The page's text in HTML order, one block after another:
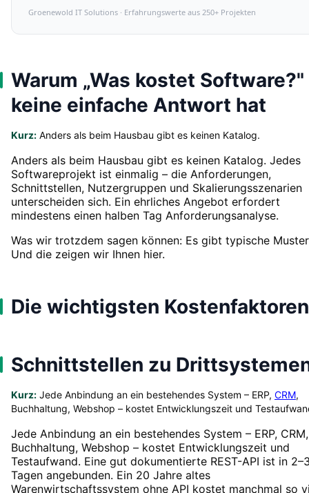
Groenewold IT Solutions · Erfahrungswerte aus 250+ Projekten
Warum „Was kostet Software?"
keine einfache Antwort hat
Kurz: Anders als beim Hausbau gibt es keinen Katalog.
Anders als beim Hausbau gibt es keinen Katalog. Jedes
Softwareprojekt ist einmalig – die Anforderungen,
Schnittstellen, Nutzergruppen und Skalierungsszenarien
unterscheiden sich. Ein ehrliches Angebot erfordert
mindestens einen halben Tag Anforderungsanalyse.
Was wir trotzdem sagen können: Es gibt typische
Und die zeigen wir Ihnen hier.
Die wichtigsten Kostenfaktoren
Schnittstellen zu
Kurz: Jede Anbindung an ein bestehendes System – ERP, CRM,
Buchhaltung, Webshop – kostet Entwicklungszeit und
Jede Anbindung an ein bestehendes System – ERP, CRM,
Buchhaltung, Webshop – kostet Entwicklungszeit und
Testaufwand. Eine gut dokumentierte REST-API ist in
Tagen angebunden. Ein 20 Jahre altes
Warenwirtschaftssystem ohne API kostet manchmal so